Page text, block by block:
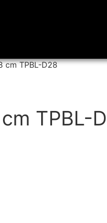
cm TPBL-D28
TPBL-